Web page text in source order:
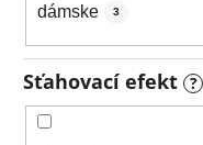
dámske 3
Sťahovací efekt ?